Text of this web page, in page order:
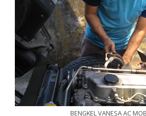
BENGKEL VANESA AC